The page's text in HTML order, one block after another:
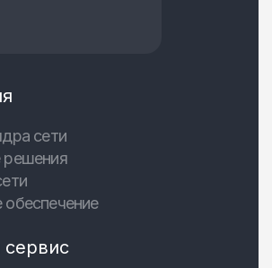
сети
решения
сервис